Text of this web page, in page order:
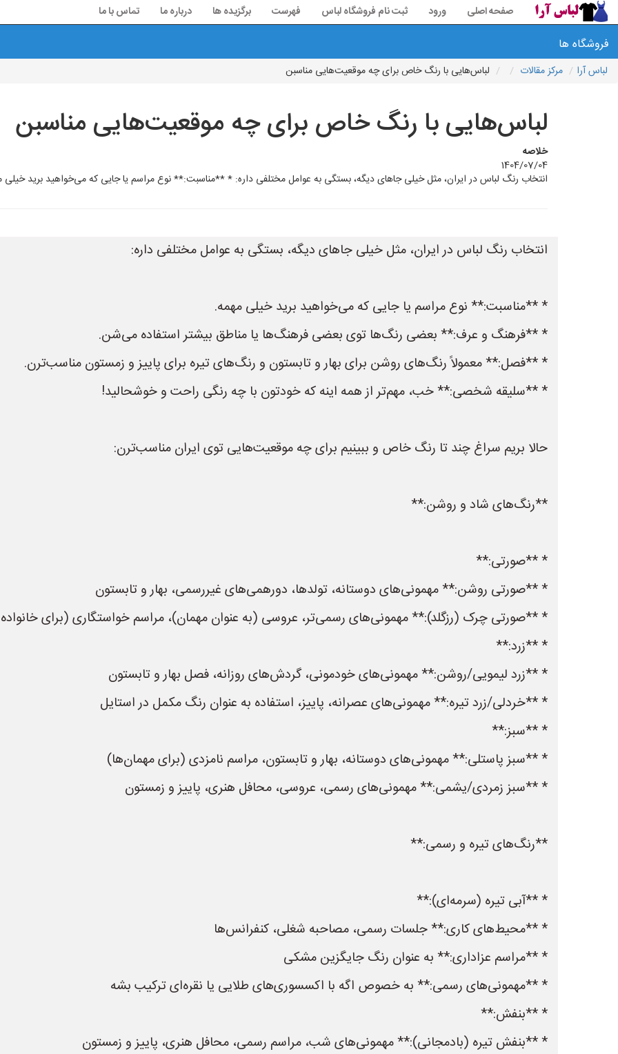
صفحه اصلی ورود ثبت نام فروشگاه لباس فهرست برگزیده ها درباره ما تماس با ما
فروشگاه ها
لباس آرا مرکز مقالات لباس‌هایی با رنگ خاص برای چه موقعیت‌هایی مناسبن
لباس‌هایی با رنگ خاص برای چه موقعیت‌هایی مناسبن
خلاصه
1404/07/04
انتخاب رنگ لباس در ایران، مثل خیلی جاهای دیگه، بستگی به عوامل مختلفی داره: * **مناسبت:** نوع مراسم یا جایی که می‌خواهید برید
انتخاب رنگ لباس در ایران، مثل خیلی جاهای دیگه، بستگی به عوامل مختلفی داره:
* **مناسبت:** نوع مراسم یا جایی که می‌خواهید برید خیلی مهمه.
* **فرهنگ و عرف:** بعضی رنگ‌ها توی بعضی فرهنگ‌ها یا مناطق بیشتر استفاده می‌شن.
* **فصل:** معمولاً رنگ‌های روشن برای بهار و تابستون و رنگ‌های تیره برای پاییز و زمستون مناسب‌ترن.
* **سلیقه شخصی:** خب، مهم‌تر از همه اینه که خودتون با چه رنگی راحت و خوشحالید!
حالا بریم سراغ چند تا رنگ خاص و ببینیم برای چه موقعیت‌هایی توی ایران مناسب‌ترن:
**رنگ‌های شاد و روشن:**
* **صورتی:**
* **صورتی روشن:** مهمونی‌های دوستانه، تولدها، دورهمی‌های غیررسمی، بهار و تابستون
* **صورتی چرک (رزگلد):** مهمونی‌های رسمی‌تر، عروسی (به عنوان مهمان)، مراسم خواستگاری (برای
* **زرد:**
* **زرد لیمویی/روشن:** مهمونی‌های خودمونی، گردش‌های روزانه، فصل بهار و تابستون
* **خردلی/زرد تیره:** مهمونی‌های عصرانه، پاییز، استفاده به عنوان رنگ مکمل در استایل
* **سبز:**
* **سبز پاستلی:** مهمونی‌های دوستانه، بهار و تابستون، مراسم نامزدی (برای مهمان‌ها)
* **سبز زمردی/یشمی:** مهمونی‌های رسمی، عروسی، محافل هنری، پاییز و زمستون
**رنگ‌های تیره و رسمی:**
* **آبی تیره (سرمه‌ای):**
* **محیط‌های کاری:** جلسات رسمی، مصاحبه شغلی، کنفرانس‌ها
* **مراسم عزاداری:** به عنوان رنگ جایگزین مشکی
* **مهمونی‌های رسمی:** به خصوص اگه با اکسسوری‌های طلایی یا نقره‌ای ترکیب بشه
* **بنفش:**
* **بنفش تیره (بادمجانی):** مهمونی‌های شب، مراسم رسمی، محافل هنری، پاییز و زمستون